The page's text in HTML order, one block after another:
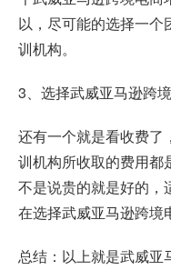
以，尽可能的选择一
训机构。
3、选择武威亚马逊跨
还有一个就是看收费了
训机构所收取的费用都
不是说贵的就是好的，
在选择武威亚马逊跨境
总结：以上就是武威亚